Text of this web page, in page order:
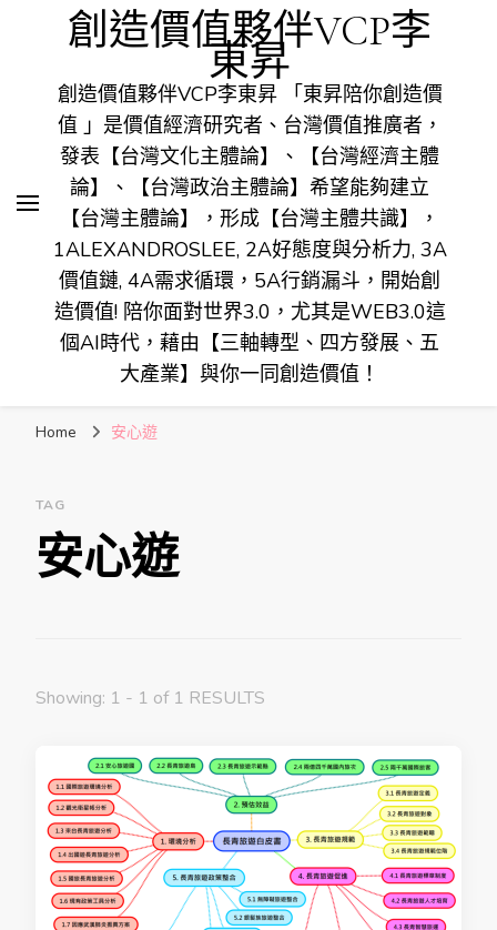
創造價值夥伴VCP李
東昇
創造價值夥伴VCP李東昇 「東昇陪你創造價
值 」是價值經濟研究者、台灣價值推廣者，
發表【台灣文化主體論】、【台灣經濟主體
論】、【台灣政治主體論】希望能夠建立
【台灣主體論】，形成【台灣主體共識】，
1ALEXANDROSLEE, 2A好態度與分析力, 3A
價值鏈, 4A需求循環，5A行銷漏斗，開始創
造價值! 陪你面對世界3.0，尤其是WEB3.0這
個AI時代，藉由【三軸轉型、四方發展、五
大產業】與你一同創造價值！
Home 安心遊
TAG
安心遊
Showing: 1 - 1 of 1 RESULTS